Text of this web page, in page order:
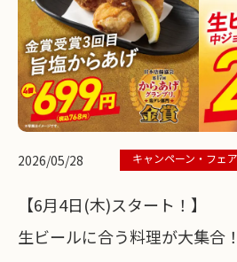
2026/05/28 キャンペーン・フェア
【6月4日(木)スタート！】
生ビールに合う料理が大集合